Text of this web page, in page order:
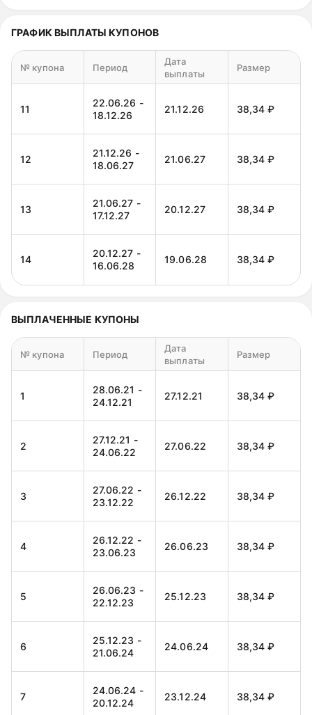
ГРАФИК ВЫПЛАТЫ КУПОНОВ
№ купона Период
Дата
выплаты
Размер
11
22.06.26 -
18.12.26
21.12.26 38,34 ₽
12
21.12.26 -
18.06.27
21.06.27 38,34 ₽
13
21.06.27 -
17.12.27
20.12.27 38,34 ₽
14
20.12.27 -
16.06.28
19.06.28 38,34 ₽
ВЫПЛАЧЕННЫЕ КУПОНЫ
№ купона Период
Дата
выплаты
Размер
1
28.06.21 -
24.12.21
27.12.21 38,34 ₽
2
27.12.21 -
24.06.22
27.06.22 38,34 ₽
3
27.06.22 -
23.12.22
26.12.22 38,34 ₽
4
26.12.22 -
23.06.23
26.06.23 38,34 ₽
5
26.06.23 -
22.12.23
25.12.23 38,34 ₽
6
25.12.23 -
21.06.24
24.06.24 38,34 ₽
7
24.06.24 -
20.12.24
23.12.24 38,34 ₽